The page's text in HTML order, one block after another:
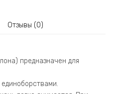
Отзывы (0)
предназначен для